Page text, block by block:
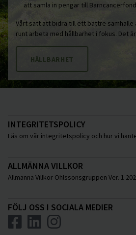
att samla in pengar till
Vårt sätt att bidra till ett bättre samhälle
runt arbeta med hållbarhet i fokus. Det
HÅLLBARHET
INTEGRITETSPOLICY
Läs om vår integritetspolicy och hur vi
ALLMÄNNA VILLKOR
Allmänna Villkor Ohlssonsgruppen Ver. 1
FÖLJ OSS I SOCIALA MEDIER